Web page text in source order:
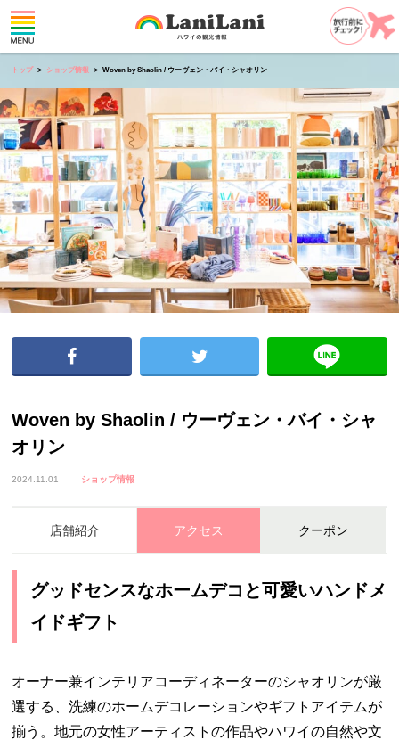
トップ ショップ情報 Woven by Shaolin / ウーヴェン・バイ・シャオリン
Woven by Shaolin / ウーヴェン・バイ・シャ
オリン
2024.11.01 ショップ情報
店舗紹介 アクセス クーポン
グッドセンスなホームデコと可愛いハンドメ
イドギフト
オーナー兼インテリアコーディネーターのシャオリンが厳
選する、洗練のホームデコレーションやギフトアイテムが
揃う。地元の女性アーティストの作品やハワイの自然や文